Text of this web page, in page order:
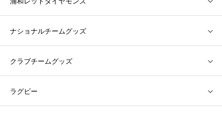
ナショナルチームグッズ
クラブチームグッズ
ラグビー